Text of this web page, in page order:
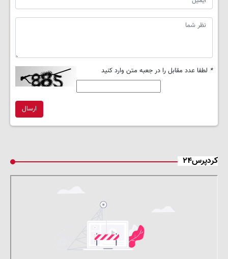
* لطفا عدد مقابل را در جعبه متن وارد کنید
ارسال
کردپرس۲۴